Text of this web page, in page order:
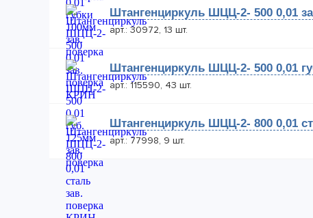
Штангенциркуль ШЦЦ-2- 500 0,01
арт.: 30972, 13 шт.
Штангенциркуль ШЦЦ-2- 500 0,01
арт.: 115590, 43 шт.
Штангенциркуль ШЦЦ-2- 800 0,01
арт.: 77998, 9 шт.